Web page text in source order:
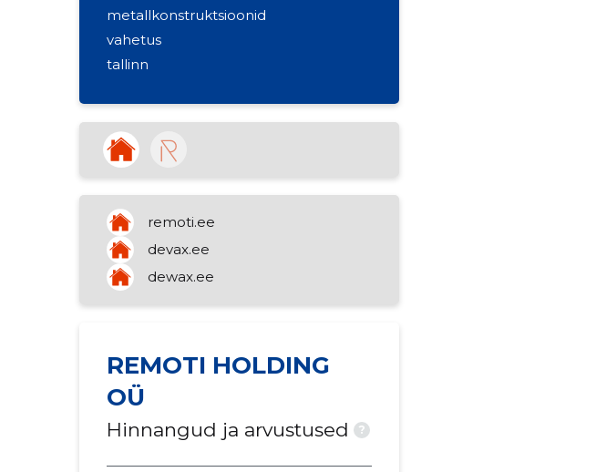
metallkonstruktsioonid
vahetus
tallinn
hooldus
juhtimine
eritööd
renoveerimine ja restaureerimine
palkide vahetus
akende restaureerimine
hoonete ehitustööd
remoti.ee
devax.ee
dewax.ee
REMOTI HOLDING
OÜ
Hinnangud ja arvustused ?